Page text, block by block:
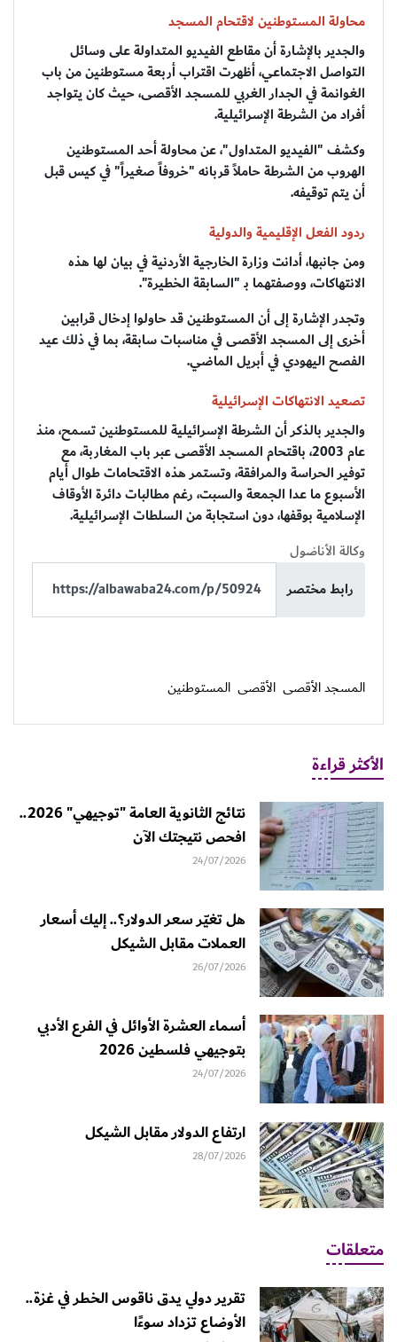
محاولة المستوطنين لاقتحام المسجد
والجدير بالإشارة أن مقاطع الفيديو المتداولة على وسائل
التواصل الاجتماعي، أظهرت اقتراب أربعة مستوطنين من باب
الغوانمة في الجدار الغربي للمسجد الأقصى، حيث كان يتواجد
أفراد من الشرطة الإسرائيلية.
وكشف "الفيديو المتداول"، عن محاولة أحد المستوطنين
الهروب من الشرطة حاملاً قربانه "خروفاً صغيراً" في كيس قبل
أن يتم توقيفه.
ردود الفعل الإقليمية والدولية
ومن جانبها، أدانت وزارة الخارجية الأردنية في بيان لها هذه
الانتهاكات، ووصفتهما بـ "السابقة الخطيرة".
وتجدر الإشارة إلى أن المستوطنين قد حاولوا إدخال قرابين
أخرى إلى المسجد الأقصى في مناسبات سابقة، بما في ذلك عيد
الفصح اليهودي في أبريل الماضي.
تصعيد الانتهاكات الإسرائيلية
والجدير بالذكر أن الشرطة الإسرائيلية للمستوطنين تسمح، منذ
عام 2003، باقتحام المسجد الأقصى عبر باب المغاربة، مع
توفير الحراسة والمرافقة، وتستمر هذه الاقتحامات طوال أيام
الأسبوع ما عدا الجمعة والسبت، رغم مطالبات دائرة الأوقاف
الإسلامية بوقفها، دون استجابة من السلطات الإسرائيلية.
وكالة الأناضول
رابط مختصر
المسجد الأقصى الأقصى المستوطنين
الأكثر قراءة
نتائج الثانوية العامة "توجيهي" 2026..
افحص نتيجتك الآن
24/07/2026
هل تغيّر سعر الدولار؟.. إليك أسعار
العملات مقابل الشيكل
26/07/2026
أسماء العشرة الأوائل في الفرع الأدبي
بتوجيهي فلسطين 2026
24/07/2026
ارتفاع الدولار مقابل الشيكل
28/07/2026
متعلقات
تقرير دولي يدق ناقوس الخطر في غزة..
الأوضاع تزداد سوءًا